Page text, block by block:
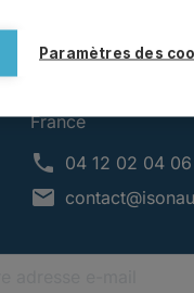
Paramètres des
95 route de Frans
France
phone 04 12 02 04 06
mail